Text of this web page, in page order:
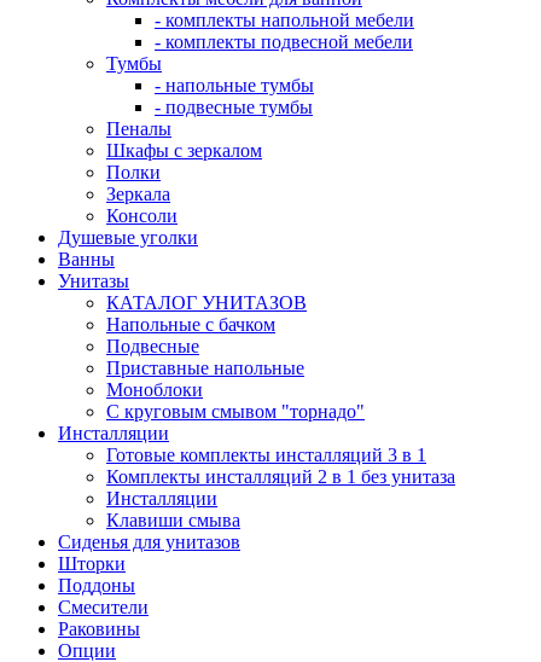
- комплекты напольной мебели
- комплекты подвесной мебели
Тумбы
- напольные тумбы
- подвесные тумбы
Пеналы
Шкафы с зеркалом
Полки
Зеркала
Консоли
Душевые уголки
Ванны
Унитазы
КАТАЛОГ УНИТАЗОВ
Напольные с бачком
Подвесные
Приставные напольные
Моноблоки
С круговым смывом "торнадо"
Инсталляции
Готовые комплекты инсталляций 3 в 1
Комплекты инсталляций 2 в 1 без унитаза
Инсталляции
Клавиши смыва
Сиденья для унитазов
Шторки
Поддоны
Смесители
Раковины
Опции